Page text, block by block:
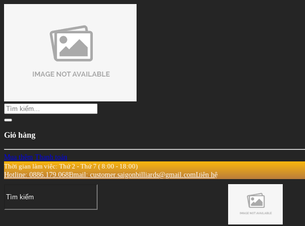
Giỏ hàng
Mua thêm Thanh toán
Thời gian làm việc: Thứ 2 - Thứ 7 ( 8:00 - 18:00)
Hotline: 0886.179.068Email: customer.saigonbilliards@gmail.comLiên hệ